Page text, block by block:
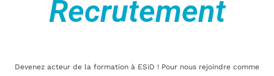
Recrutement
Devenez acteur de la formation à ESiD ! Pour nous rejoindre comme